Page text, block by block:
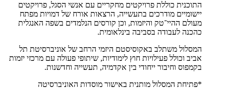
התוכנית כוללת פרויקטים מחקריים עם אנשי הסגל, פרויקטים
יישומיים מודרכים בתעשייה, הרצאות אורח של דמויות מפתח
מעולם ההיי־טק והיזמות, וכן קורסים הנלמדים בשפה האנגלית
כהכנה לעבודה בסביבה בינלאומית.
המסלול משתלב באקוסיסטם היזמי הרחב של אוניברסיטת תל
אביב וכולל פעילויות חוץ לימודיות, שיתופי פעולה עם מרכזי יזמות
בקמפוס וחיבור ייחודי בין אקדמיה, תעשייה וחדשנות.
*פתיחת המסלול מותנית באישור מוסדות האוניברסיטה